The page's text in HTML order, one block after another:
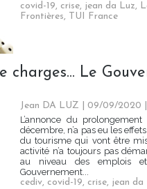
covid-19, crise, jean da Luz,
Frontières, TUI France
charges… Le
Jean DA LUZ | 09/09/2020
L’annonce du
décembre, n’a pas eu les
du tourisme qui vont être
activité n’a toujours pas
au niveau des emplois
Gouvernement...
cediv, covid-19, crise, jean da